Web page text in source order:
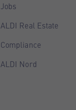
Jobs
ALDI Real Estate
Compliance
ALDI Nord